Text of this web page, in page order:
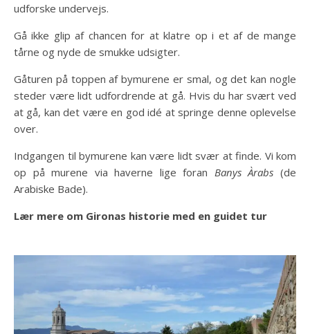
udforske undervejs.
Gå ikke glip af chancen for at klatre op i et af de mange
tårne og nyde de smukke udsigter.
Gåturen på toppen af bymurene er smal, og det kan nogle
steder være lidt udfordrende at gå. Hvis du har svært ved
at gå, kan det være en god idé at springe denne oplevelse
over.
Indgangen til bymurene kan være lidt svær at finde. Vi kom
op på murene via haverne lige foran Banys Àrabs (de
Arabiske Bade).
Lær mere om Gironas historie med en guidet tur